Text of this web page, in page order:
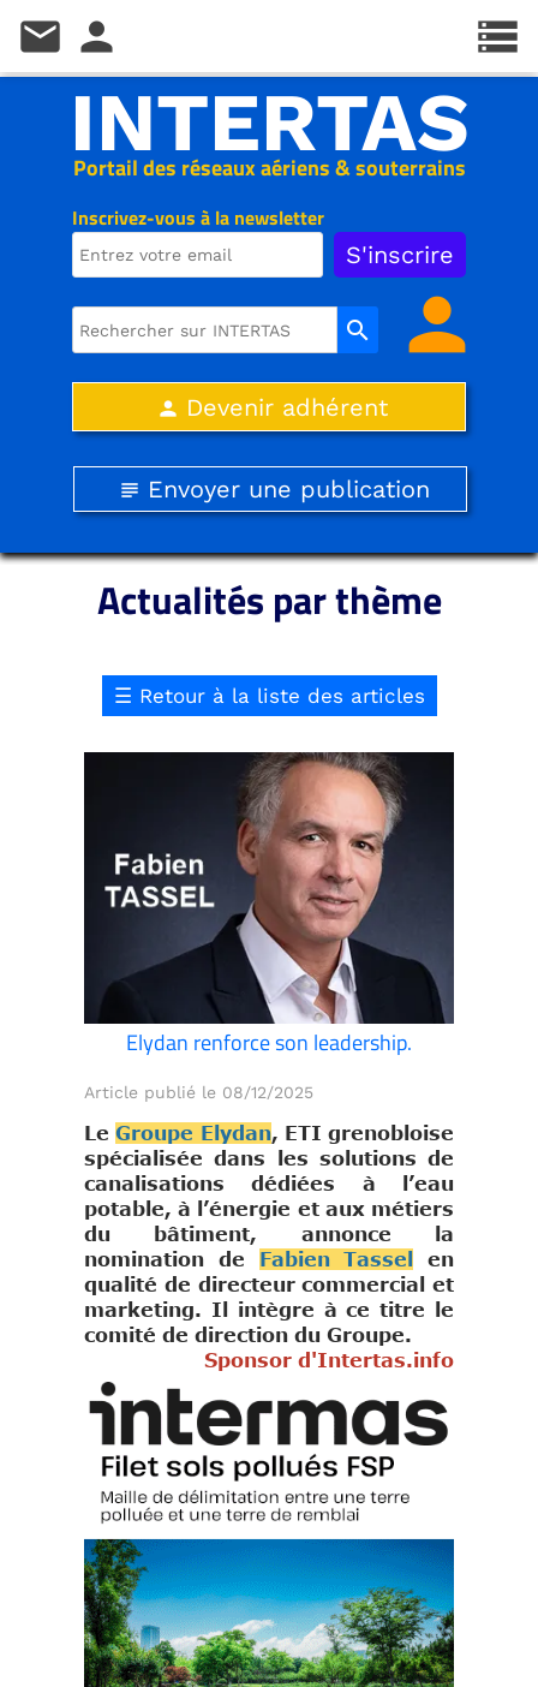
Inscrivez-vous à la newsletter
Portail des réseaux aériens & souterrains
INTERTAS
search person
person Devenir adhérent
subject Envoyer une publication
Actualités par thème
☰ Retour à la liste des articles
Elydan renforce son leadership.
Article publié le 08/12/2025
LeGroupe Elydan, ETI grenobloise
spécialisée dans les solutions de
canalisations dédiées à l’eau
potable, à l’énergie et aux métiers
du bâtiment, annonce la
nomination de
Fabien Tassel
en
qualité de directeur commercial et
marketing. Il intègre à ce titre le
comité de direction du Groupe.
Sponsor d'Intertas.info
storage
mail person